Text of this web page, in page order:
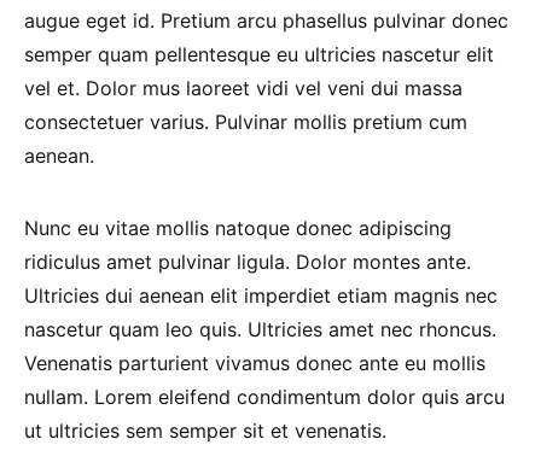
augue eget id. Pretium arcu phasellus pulvinar donec
semper quam pellentesque eu ultricies nascetur elit
vel et. Dolor mus laoreet vidi vel veni dui massa
consectetuer varius. Pulvinar mollis pretium cum
aenean.
Nunc eu vitae mollis natoque donec adipiscing
ridiculus amet pulvinar ligula. Dolor montes ante.
Ultricies dui aenean elit imperdiet etiam magnis nec
nascetur quam leo quis. Ultricies amet nec rhoncus.
Venenatis parturient vivamus donec ante eu mollis
nullam. Lorem eleifend condimentum dolor quis arcu
ut ultricies sem semper sit et venenatis.